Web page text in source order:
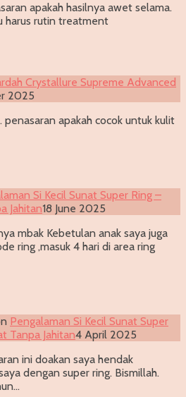
apakah hasilnya awet selama.
harus rutin treatment
Crystallure Supreme Advanced
2025
apakah cocok untuk kulit
Si Kecil Sunat Super Ring –
Jahitan18 June 2025
mbak Kebetulan anak saya juga
ring ,masuk 4 hari di area ring
Pengalaman Si Kecil Sunat Super
Tanpa Jahitan4 April 2025
ini doakan saya hendak
dengan super ring. Bismillah.